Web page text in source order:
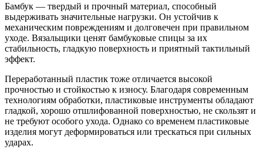
Бамбук — твердый и прочный материал, способный
выдерживать значительные нагрузки. Он устойчив к
механическим повреждениям и долговечен при правильном
уходе. Вязальщики ценят бамбуковые спицы за их
стабильность, гладкую поверхность и приятный тактильный
эффект.
Переработанный пластик тоже отличается высокой
прочностью и стойкостью к износу. Благодаря современным
технологиям обработки, пластиковые инструменты обладают
гладкой, хорошо отшлифованной поверхностью, не скользят и
не требуют особого ухода. Однако со временем пластиковые
изделия могут деформироваться или трескаться при сильных
ударах.